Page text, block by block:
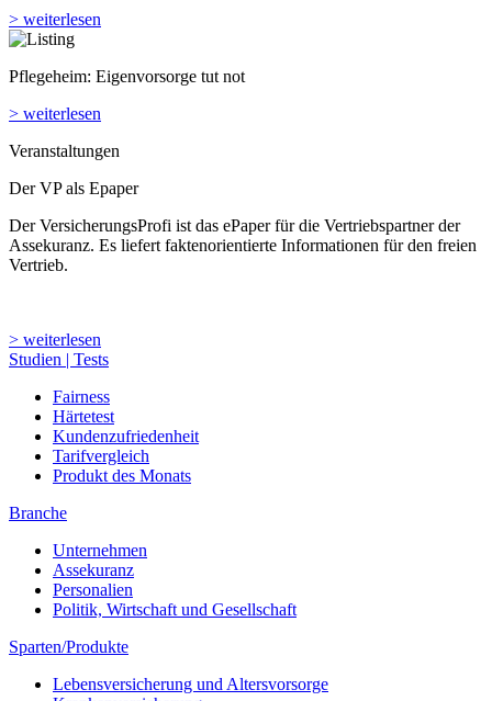
Veranstaltungen
Der VP als Epaper
Der VersicherungsProfi ist das ePaper für die Vertriebspartner der
Vertrieb.
> weiterlesen
Studien | Tests
Kundenzufriedenheit
Tarifvergleich
Produkt des Monats
Branche
Unternehmen
Assekuranz
Personalien
Politik, Wirtschaft und Gesellschaft
Sparten/Produkte
Lebensversicherung und Altersvorsorge
Krankenversicherung
Komposit- und Rechtsschutzversicherung
Digitalversicherung
Vermittlerwelt